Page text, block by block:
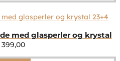
med glasperler og krystal